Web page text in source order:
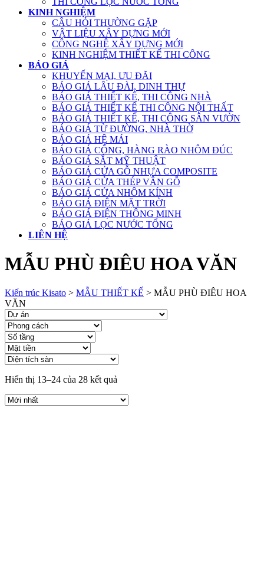
KINH NGHIỆM
CÂU HỎI THƯỜNG GẶP
VẬT LIỆU XÂY DỰNG MỚI
CÔNG NGHỆ XÂY DỰNG MỚI
KINH NGHIỆM THIẾT KẾ THI CÔNG
BÁO GIÁ
KHUYẾN MẠI, ƯU ĐÃI
BÁO GIÁ LÂU ĐÀI, DINH THỰ
BÁO GIÁ THIẾT KẾ, THI CÔNG NHÀ
BÁO GIÁ THIẾT KẾ THI CÔNG NỘI THẤT
BÁO GIÁ THIẾT KẾ, THI CÔNG SÂN VƯỜN
BÁO GIÁ TỪ ĐƯỜNG, NHÀ THỜ
BÁO GIÁ HỆ MÁI
BÁO GIÁ CỔNG, HÀNG RÀO NHÔM ĐÚC
BÁO GIÁ SẮT MỸ THUẬT
BÁO GIÁ CỬA GỖ NHỰA COMPOSITE
BÁO GIÁ CỬA THÉP VÂN GỖ
BÁO GIÁ CỬA NHÔM KÍNH
BÁO GIÁ ĐIỆN MẶT TRỜI
BÁO GIÁ ĐIỆN THÔNG MINH
BÁO GIÁ LỌC NƯỚC TỔNG
LIÊN HỆ
MẪU PHÙ ĐIÊU HOA VĂN
Kiến trúc Kisato > MẪU THIẾT KẾ > MẪU PHÙ ĐIÊU HOA
VĂN
Hiển thị 13–24 của 28 kết quả